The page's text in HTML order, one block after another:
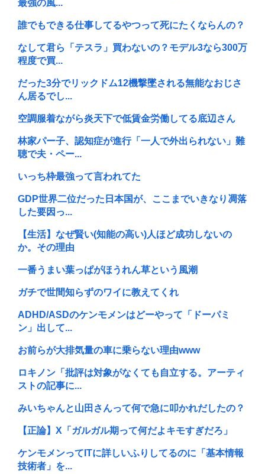
最強の風...
誰でもできる仕事してるやつって死にたくならんの？
なして君ら「テスラ」買わないの？モデル3なら300万
程度で買...
だった3分でリックドム12機撃墜される無能なおじさ
ん居るでし...
空調服着ながら炎天下で低賃金労働してる底辺さん
林家パー子、認知症が進行「一人で外出られない」難
聴で夫・ペー...
いっち枠最強って言われてた
GDP世界二位だった日本国が、ここまでいきなり凋落
した要因っ...
【生活】なぜ賢い(知能の高い)人ほど成功しないの
か。その理由
一番うまい葉っぱがほうれん草という風潮
ガチで世間知らずのワイに教えてくれ
ADHD/ASDのケンモメンはどーやって「ドーパミ
ン」出して...
お前らが大排気量の車に乗らない理由www
ロキノン「批評は対象がなくても自立する。アーティ
ストの記事に...
みいちゃんと山田さんって何で急に叩かれだしたの？
【正論】X「ガルガル期って何だよキモすぎだろ」
ケンモメンってITに詳しいふりしてるのに「基本情報
技術者」を...